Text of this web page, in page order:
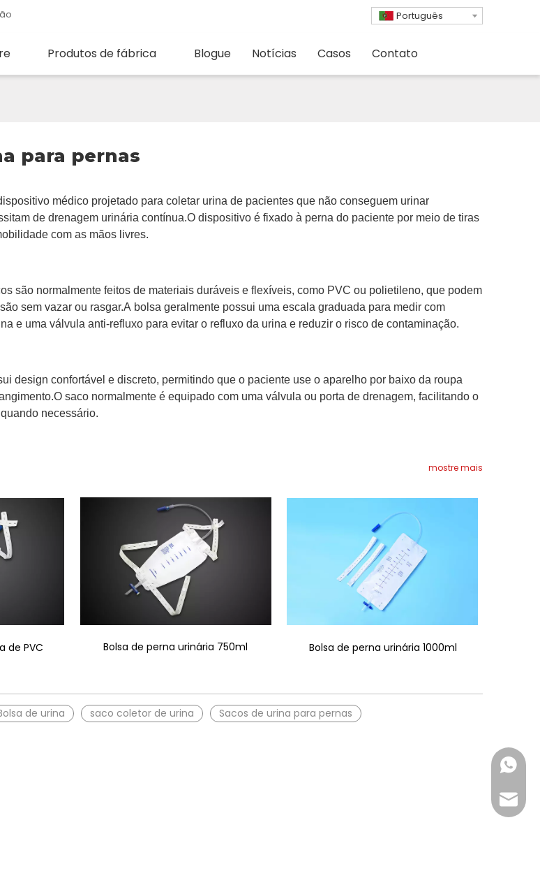
Português
Produtos de fábrica Blogue Notícias Casos Contato
para pernas
médico projetado para coletar urina de pacientes que não conseguem urinar
de drenagem urinária contínua.O dispositivo é fixado à perna do paciente por meio de tiras
com as mãos livres.
são normalmente feitos de materiais duráveis ​​e flexíveis, como PVC ou polietileno, que podem
sem vazar ou rasgar.A bolsa geralmente possui uma escala graduada para medir com
e uma válvula anti-refluxo para evitar o refluxo da urina e reduzir o risco de contaminação.
design confortável e discreto, permitindo que o paciente use o aparelho por baixo da roupa
saco normalmente é equipado com uma válvula ou porta de drenagem, facilitando o
necessário.
mostre mais
de PVC Bolsa de perna urinária 750ml Bolsa de perna urinária 1000ml
de urina saco coletor de urina Sacos de urina para pernas
+86-